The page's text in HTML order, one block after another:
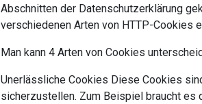
Abschnitten der Datenschutzerklärung
verschiedenen Arten von HTTP-Cookies
Man kann 4 Arten von Cookies
Unerlässliche Cookies Diese Cookies
sicherzustellen. Zum Beispiel braucht es